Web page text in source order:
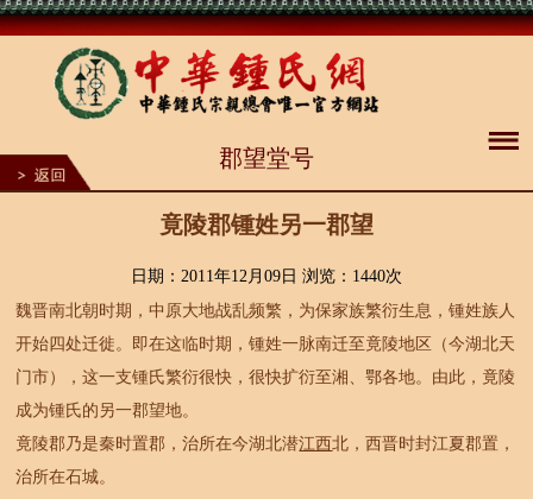
2
4
10
郡望堂号
竟陵郡锺姓另一郡望
日期：2011年12月09日 浏览： 1440次
魏晋南北朝时期，中原大地战乱频繁，为保家族繁衍生息，锺姓族人
开始四处迁徙。即在这临时期，锺姓一脉南迁至竟陵地区（今湖北天
门市），这一支锺氏繁衍很快，很快扩衍至湘、鄂各地。由此，竟陵
成为锺氏的另一郡望地。
竟陵郡乃是秦时置郡，治所在今湖北潜江西北，西晋时封江夏郡置，
治所在石城。